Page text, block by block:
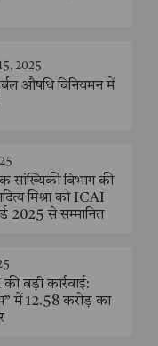
2025
औषधि विनियमन में
सांख्यिकी विभाग की
मिश्रा को ICAI
2025 से सम्मानित
बड़ी कार्रवाई:
में 12.58 करोड़ का